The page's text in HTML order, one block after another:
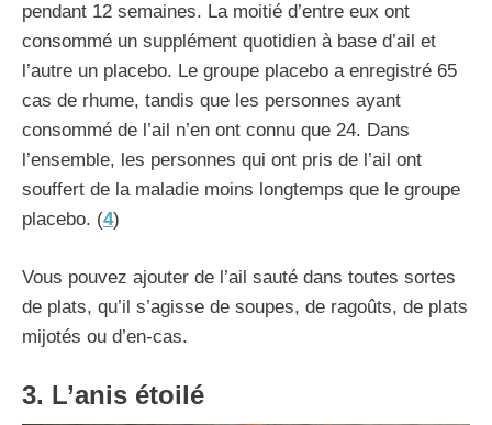
pendant 12 semaines. La moitié d’entre eux ont
consommé un supplément quotidien à base d’ail et
l’autre un placebo. Le groupe placebo a enregistré 65
cas de rhume, tandis que les personnes ayant
consommé de l’ail n’en ont connu que 24. Dans
l’ensemble, les personnes qui ont pris de l’ail ont
souffert de la maladie moins longtemps que le groupe
placebo. (4)
Vous pouvez ajouter de l’ail sauté dans toutes sortes
de plats, qu’il s’agisse de soupes, de ragoûts, de plats
mijotés ou d’en-cas.
3. L’anis étoilé